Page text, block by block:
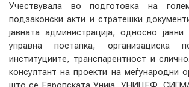
Учествувала во подготовка на
подзаконски акти и стратешки
јавната администрација, односно
управна постапка, организациска
институциите, транспарентност и
консултант на проекти на меѓународни